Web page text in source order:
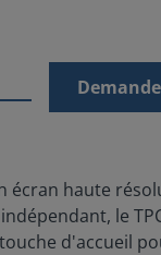
haute
le
d'accueil